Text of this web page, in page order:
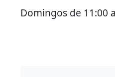
Domingos de 11:00